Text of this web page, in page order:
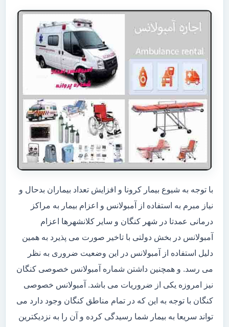
با توجه به شیوع بیمار کرونا و افزایش تعداد بیماران بدحال و
نیاز مبرم به استفاده از آمبولانس و اعزام بیمار به مراکز
درمانی عمدتا در شهر کنگان و سایر کلانشهرها اعزام
آمبولانس در بخش دولتی با تاخیر صورت می پذیرد به همین
دلیل استفاده از آمبولانس در این وضعیت ضروری به نظر
می رسد. و همچنین داشتن شماره آمبولانس خصوصی کنگان
نیز امروزه یکی از ضروریات می باشد. آمبولانس خصوصی
کنگان با توجه به این که در تمام مناطق کنگان وجود دارد می
تواند سریعا به بیمار شما رسیدگی کرده و آن را به نزدیکترین